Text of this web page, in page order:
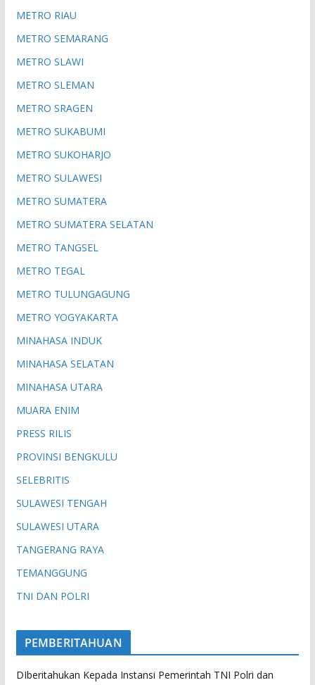
METRO RIAU
METRO SEMARANG
METRO SLAWI
METRO SLEMAN
METRO SRAGEN
METRO SUKABUMI
METRO SUKOHARJO
METRO SULAWESI
METRO SUMATERA
METRO SUMATERA SELATAN
METRO TANGSEL
METRO TEGAL
METRO TULUNGAGUNG
METRO YOGYAKARTA
MINAHASA INDUK
MINAHASA SELATAN
MINAHASA UTARA
MUARA ENIM
PRESS RILIS
PROVINSI BENGKULU
SELEBRITIS
SULAWESI TENGAH
SULAWESI UTARA
TANGERANG RAYA
TEMANGGUNG
TNI DAN POLRI
PEMBERITAHUAN
DIberitahukan Kepada Instansi Pemerintah TNI Polri dan